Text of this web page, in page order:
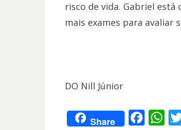
risco de vida. Gabriel
mais exames para avaliar
DO Nill Júnior
Share F W